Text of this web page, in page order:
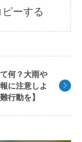
ーする
何？大雨や
に注意しよ
行動を】